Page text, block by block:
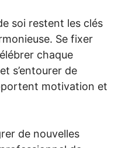
soi restent les clés
Se fixer
chaque
s’entourer de
motivation et
de nouvelles